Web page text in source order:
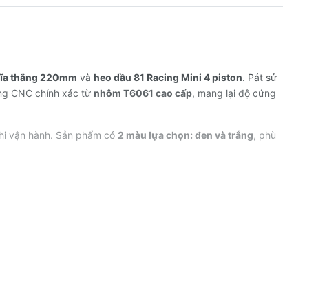
thắng 220mm và heo dầu 81 Racing Mini 4 piston. Pát sử
CNC chính xác từ nhôm T6061 cao cấp, mang lại độ cứng
vận hành. Sản phẩm có 2 màu lựa chọn: đen và trắng, phù